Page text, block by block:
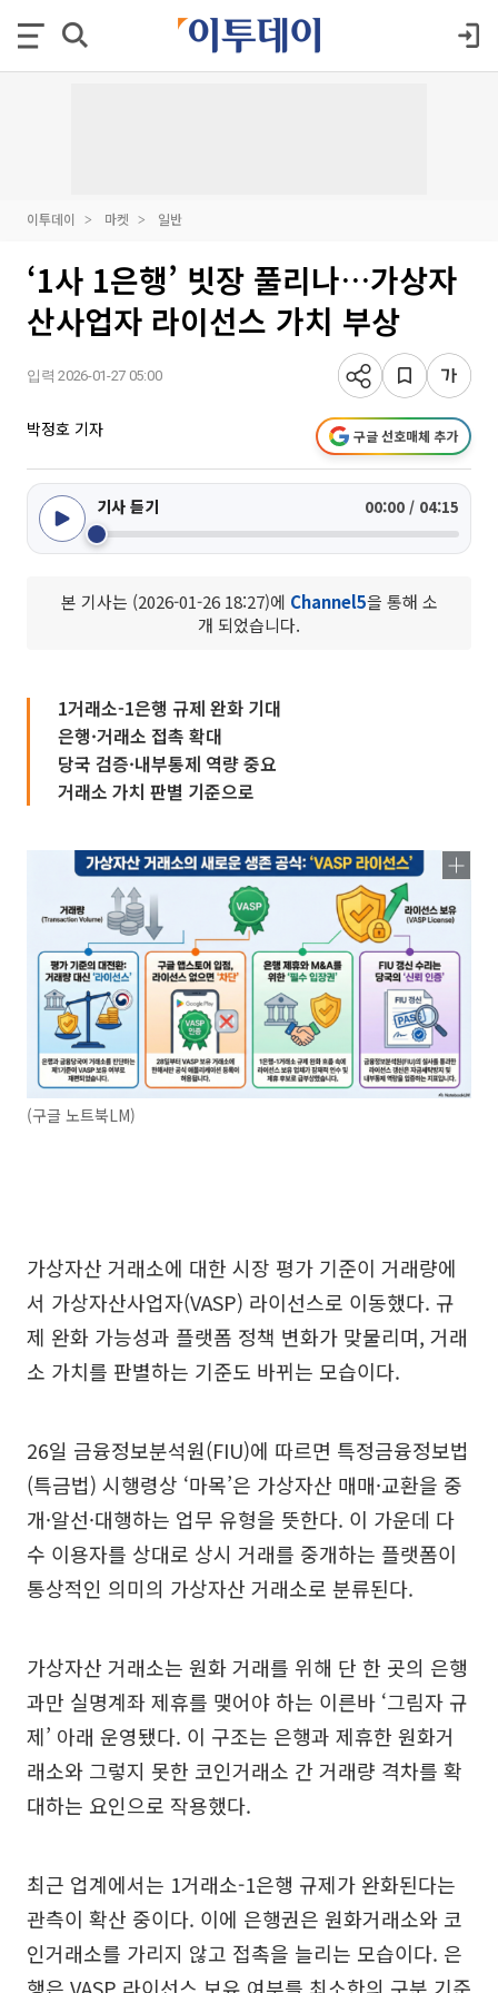
이투데이 마켓 일반
‘1사 1은행’ 빗장 풀리나…가상자
산사업자 라이선스 가치 부상
입력 2026-01-27 05:00
박정호 기자 구글 선호매체 추가
기사 듣기 00:00 / 04:15
본 기사는 (2026-01-26 18:27)에 Channel5을 통해 소
개 되었습니다.
1거래소-1은행 규제 완화 기대
은행·거래소 접촉 확대
당국 검증·내부통제 역량 중요
거래소 가치 판별 기준으로
(구글 노트북LM)
가상자산 거래소에 대한 시장 평가 기준이 거래량에
서 가상자산사업자(VASP) 라이선스로 이동했다. 규
제 완화 가능성과 플랫폼 정책 변화가 맞물리며, 거래
소 가치를 판별하는 기준도 바뀌는 모습이다.
26일 금융정보분석원(FIU)에 따르면 특정금융정보법
(특금법) 시행령상 ‘마목’은 가상자산 매매·교환을 중
개·알선·대행하는 업무 유형을 뜻한다. 이 가운데 다
수 이용자를 상대로 상시 거래를 중개하는 플랫폼이
통상적인 의미의 가상자산 거래소로 분류된다.
가상자산 거래소는 원화 거래를 위해 단 한 곳의 은행
과만 실명계좌 제휴를 맺어야 하는 이른바 ‘그림자 규
제’ 아래 운영됐다. 이 구조는 은행과 제휴한 원화거
래소와 그렇지 못한 코인거래소 간 거래량 격차를 확
대하는 요인으로 작용했다.
최근 업계에서는 1거래소-1은행 규제가 완화된다는
관측이 확산 중이다. 이에 은행권은 원화거래소와 코
인거래소를 가리지 않고 접촉을 늘리는 모습이다. 은